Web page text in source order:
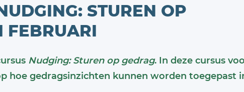
STUREN OP
FEBRUARI
Nudging: Sturen op gedrag. In deze cursus
hoe gedragsinzichten kunnen worden toegepast